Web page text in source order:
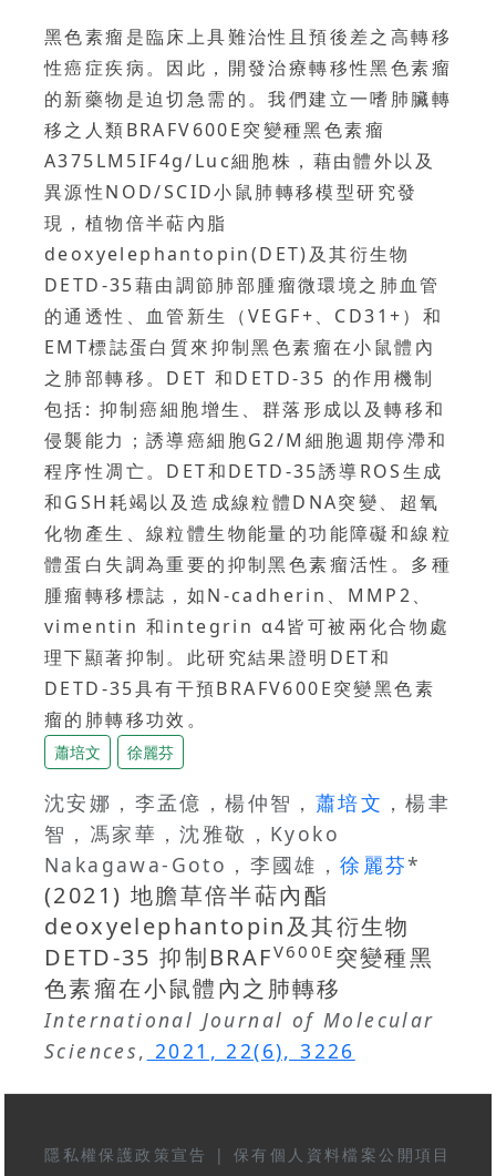
黑色素瘤是臨床上具難治性且預後差之高轉移
性癌症疾病。因此，開發治療轉移性黑色素瘤
的新藥物是迫切急需的。我們建立一嗜肺臟轉
移之人類BRAFV600E突變種黑色素瘤
A375LM5IF4g/Luc細胞株，藉由體外以及
異源性NOD/SCID小鼠肺轉移模型研究發
現，植物倍半萜內脂
deoxyelephantopin(DET)及其衍生物
DETD-35藉由調節肺部腫瘤微環境之肺血管
的通透性、血管新生（VEGF+、CD31+）和
EMT標誌蛋白質來抑制黑色素瘤在小鼠體內
之肺部轉移。DET 和DETD-35 的作用機制
包括: 抑制癌細胞增生、群落形成以及轉移和
侵襲能力；誘導癌細胞G2/M細胞週期停滯和
程序性凋亡。DET和DETD-35誘導ROS生成
和GSH耗竭以及造成線粒體DNA突變、超氧
化物產生、線粒體生物能量的功能障礙和線粒
體蛋白失調為重要的抑制黑色素瘤活性。多種
腫瘤轉移標誌，如N-cadherin、MMP2、
vimentin 和integrin α4皆可被兩化合物處
理下顯著抑制。此研究結果證明DET和
DETD-35具有干預BRAFV600E突變黑色素
瘤的肺轉移功效。
蕭培文 徐麗芬
沈安娜，李孟億，楊仲智， 蕭培文 ，楊聿
智，馮家華，沈雅敬，Kyoko
Nakagawa-Goto，李國雄，徐麗芬*
(2021) 地膽草倍半萜內酯
deoxyelephantopin及其衍生物
DETD-35 抑制BRAFV600E 突變種黑
色素瘤在小鼠體內之肺轉移
International Journal of Molecular
Sciences, 2021, 22(6), 3226
隱私權保護政策宣告 | 保有個人資料檔案公開項目